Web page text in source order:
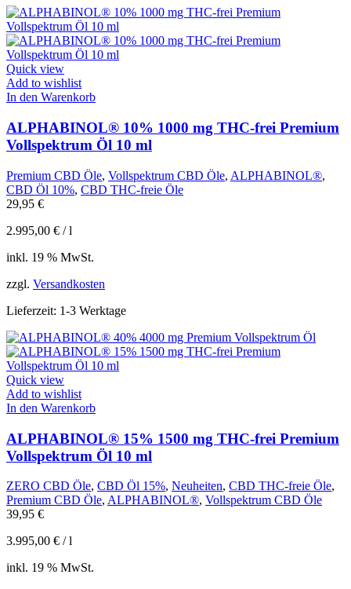
Quick view
Add to wishlist
In den Warenkorb
ALPHABINOL® 10% 1000 mg THC-frei Premium
Vollspektrum Öl 10 ml
Premium CBD Öle, Vollspektrum CBD Öle, ALPHABINOL®,
CBD Öl 10%, CBD THC-freie Öle
29,95 €
2.995,00 € /l
inkl. 19 % MwSt.
zzgl. Versandkosten
Lieferzeit: 1-3 Werktage
Quick view
Add to wishlist
In den Warenkorb
ALPHABINOL® 15% 1500 mg THC-frei Premium
Vollspektrum Öl 10 ml
ZERO CBD Öle, CBD Öl 15%, Neuheiten, CBD THC-freie Öle,
Premium CBD Öle, ALPHABINOL®, Vollspektrum CBD Öle
39,95 €
3.995,00 € /l
inkl. 19 % MwSt.